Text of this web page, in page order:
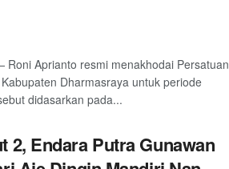
Aprianto resmi menakhodai Persatuan
Dharmasraya untuk periode
didasarkan pada...
2, Endara Putra Gunawan